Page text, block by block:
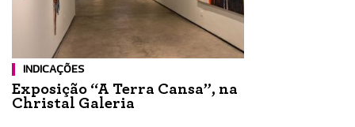
INDICAÇÕES
Exposição “A Terra Cansa”, na
Christal Galeria